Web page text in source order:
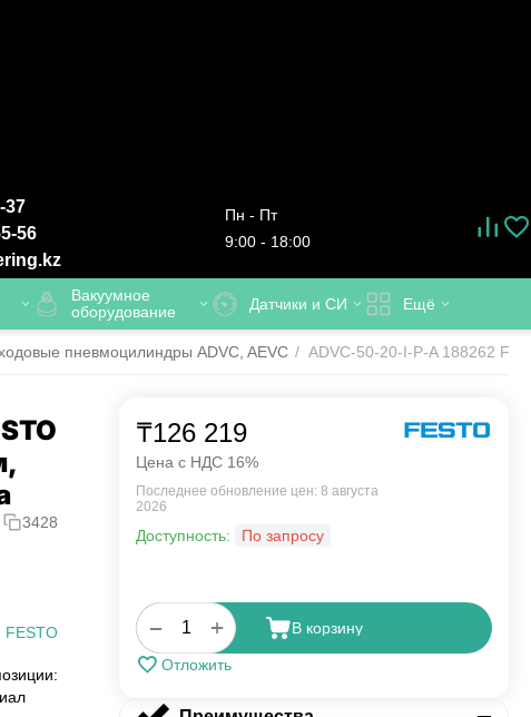
37
56
Пн - Пт
9:00 - 18:00
Вакуумное
оборудование
Датчики и СИ Ещё
пневмоцилиндры ADVC, AEVC / ADVC-50-20-I-P-A 188262
3428
FESTO
₸126 219
Цена с НДС 16%
Последнее обновление цен: 8 августа
2026
Доступность: По запросу
+
− В корзину
Отложить